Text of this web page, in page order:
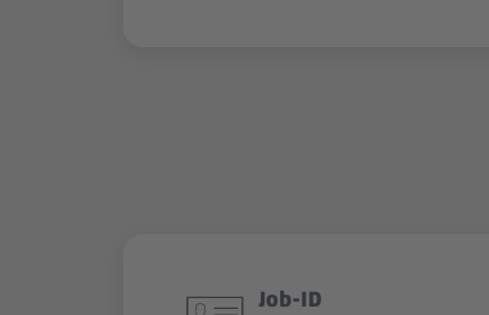
Job-ID